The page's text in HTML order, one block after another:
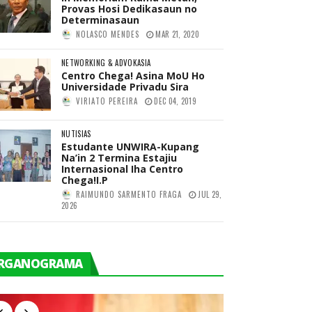
Provas Hosi Dedikasaun no
Determinasaun
NOLASCO MENDES MAR 21, 2020
NETWORKING & ADVOKASIA
Centro Chega! Asina MoU Ho
Universidade Privadu Sira
VIRIATO PEREIRA DEC 04, 2019
NUTISIAS
Estudante UNWIRA-Kupang
Na’in 2 Termina Estajiu
Internasional Iha Centro
Chega!I.P
RAIMUNDO SARMENTO FRAGA
JUL 29,
2026